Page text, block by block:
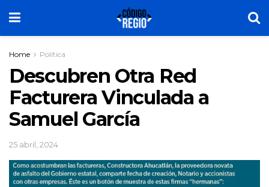
Home Política
Descubren Otra Red
Facturera Vinculada a
Samuel García
25 abril, 2024